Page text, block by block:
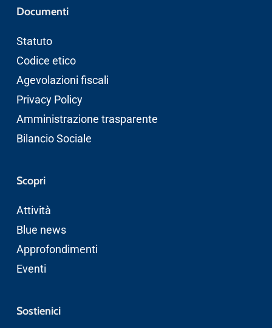
Documenti
Statuto
Codice etico
Agevolazioni fiscali
Privacy Policy
Amministrazione trasparente
Bilancio Sociale
Scopri
Attività
Blue news
Approfondimenti
Eventi
Sostienici